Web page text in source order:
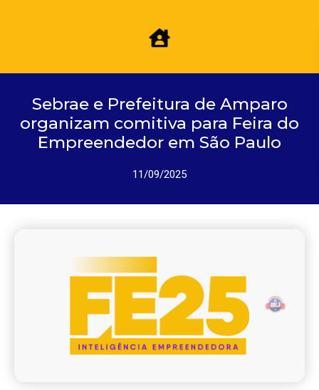
Sebrae e Prefeitura de Amparo
organizam comitiva para Feira do
Empreendedor em São Paulo
11/09/2025